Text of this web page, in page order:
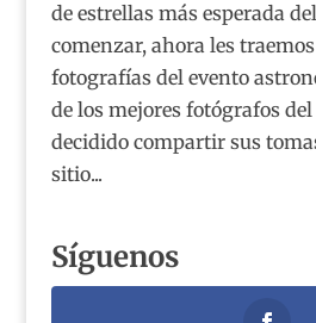
de estrellas más esperada
comenzar, ahora les
fotografías del evento
de los mejores fotógrafos
decidido compartir sus
sitio...
Síguenos